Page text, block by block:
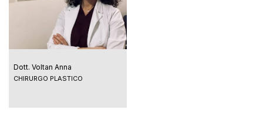
Dott. Voltan Anna
CHIRURGO PLASTICO